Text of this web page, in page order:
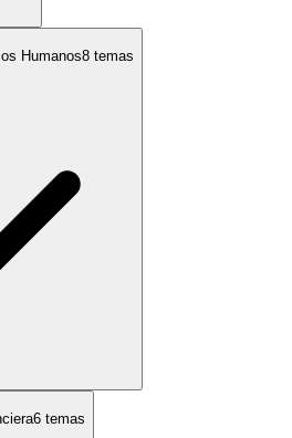
Humanos8 temas
6 temas